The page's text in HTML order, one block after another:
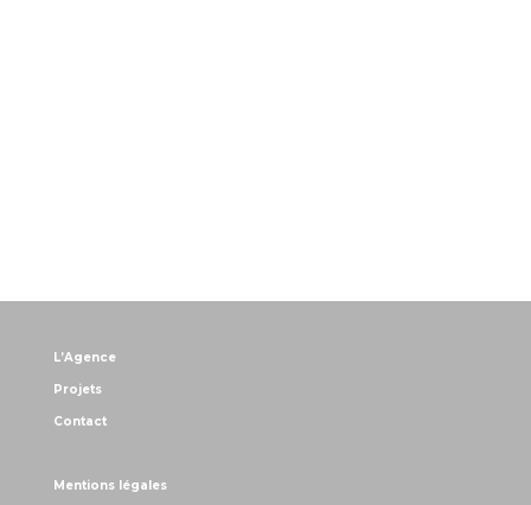
L’Agence
Projets
Contact
Mentions légales